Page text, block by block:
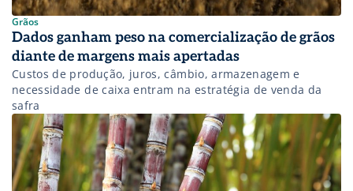
Grãos
Dados ganham peso na comercialização de grãos
diante de margens mais apertadas
Custos de produção, juros, câmbio, armazenagem e
necessidade de caixa entram na estratégia de venda da
safra